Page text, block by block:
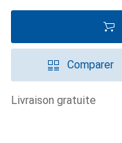
Comparer
livraison gratuite